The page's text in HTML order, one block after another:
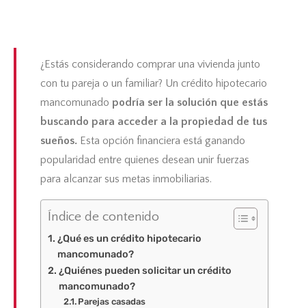
¿Estás considerando comprar una vivienda junto
con tu pareja o un familiar? Un crédito hipotecario
mancomunado podría ser la solución que estás
buscando para acceder a la propiedad de tus
sueños. Esta opción financiera está ganando
popularidad entre quienes desean unir fuerzas
para alcanzar sus metas inmobiliarias.
Índice de contenido
¿Qué es un crédito hipotecario
mancomunado?
¿Quiénes pueden solicitar un crédito
mancomunado?
Parejas casadas